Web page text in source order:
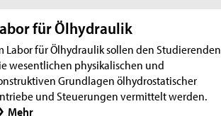
für Ölhydraulik
Labor für Ölhydraulik sollen den Studierenden
wesentlichen physikalischen und
Grundlagen ölhydrostatischer
und Steuerungen vermittelt werden.
Mehr